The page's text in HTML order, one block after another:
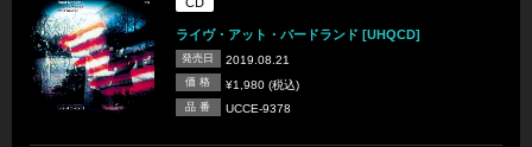
ライヴ・アット・バードランド [UHQCD]
発売日 2019.08.21
価 格 ¥1,980 (税込)
品 番 UCCE-9378